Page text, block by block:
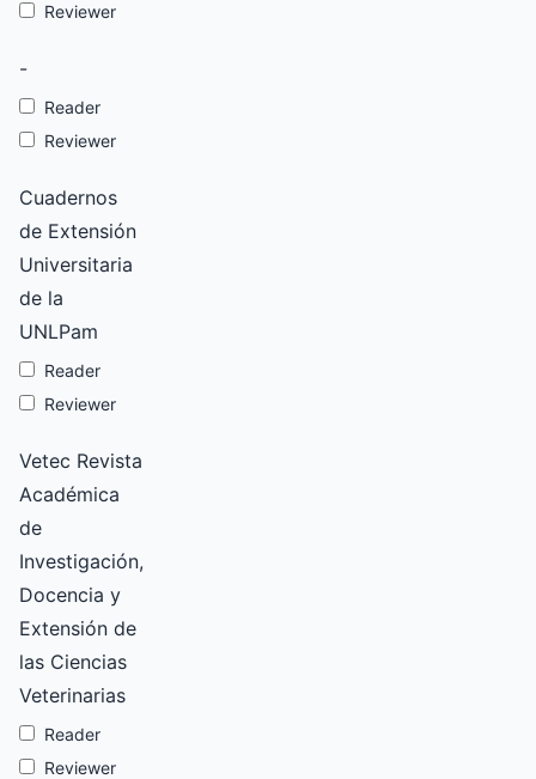
Reviewer
-
Reader
Reviewer
Cuadernos
de Extensión
Universitaria
de la
UNLPam
Reader
Reviewer
Vetec Revista
Académica
de
Investigación,
Docencia y
Extensión de
las Ciencias
Veterinarias
Reader
Reviewer